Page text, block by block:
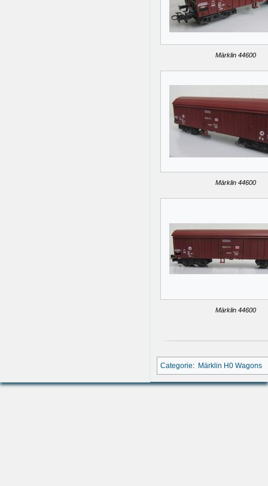
Märklin 44600
Märklin 44600
Märklin 44600
Categorie: Märklin H0 Wagons